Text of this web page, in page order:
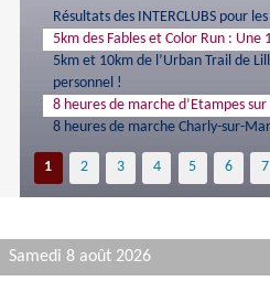
Résultats des INTERCLUBS pour
5km des Fables et Color Run : Une
5km et 10km de l’Urban Trail de
personnel !
8 heures de marche d’Etampes
8 heures de marche Charly-sur-
1 2 3 4 5 6 7
Samedi 8 août 2026